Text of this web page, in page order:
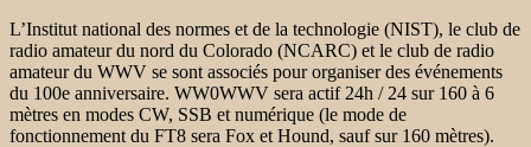
L’Institut national des normes et de la technologie (NIST), le club de
radio amateur du nord du Colorado (NCARC) et le club de radio
amateur du WWV se sont associés pour organiser des événements
du 100e anniversaire. WW0WWV sera actif 24h / 24 sur 160 à 6
mètres en modes CW, SSB et numérique (le mode de
fonctionnement du FT8 sera Fox et Hound, sauf sur 160 mètres).